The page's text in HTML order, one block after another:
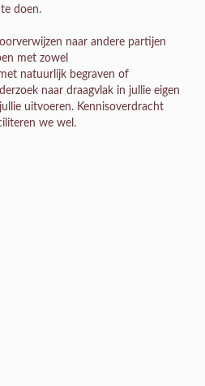
doen.
naar andere partijen
met zowel
natuurlijk begraven of
naar draagvlak in jullie eigen
uitvoeren. Kennisoverdracht
we wel.